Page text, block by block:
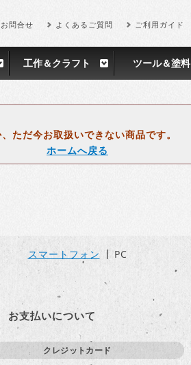
お問合せ よくあるご質問 ご利用ガイド
工作＆クラフト ツール＆塗料
ただ今お取扱いできない商品です。
ホームへ戻る
スマートフォン PC
お支払いについて
クレジットカード